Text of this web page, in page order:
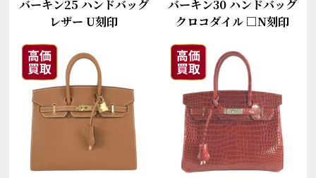
バーキン25 ハンドバッグ
レザー U刻印
バーキン30 ハンドバッグ
クロコダイル □N刻印